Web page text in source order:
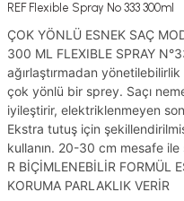
REF Flexible Spray No 333 300ml
ÇOK YÖNLÜ ESNEK SAÇ
300 ML FLEXIBLE SPRAY
ağırlaştırmadan
çok yönlü bir sprey. Saçı
iyileştirir, elektriklenmeyen
Ekstra tutuş için
kullanın. 20-30 cm mesafe ile
R BİÇİMLENEBİLİR FORMÜL
KORUMA PARLAKLIK VERİR